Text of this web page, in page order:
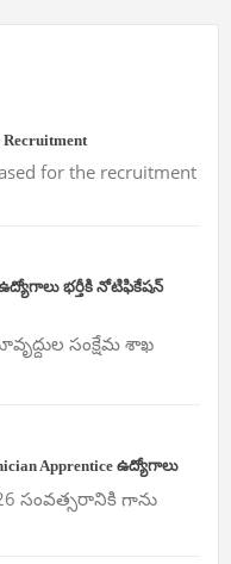
Recruitment
for the recruitment
ఉద్యోగాలు భర్తీకి నోటిఫికేషన్
సంక్షేమ శాఖ
Apprentice ఉద్యోగాలు
సంవత్సరానికి గాను